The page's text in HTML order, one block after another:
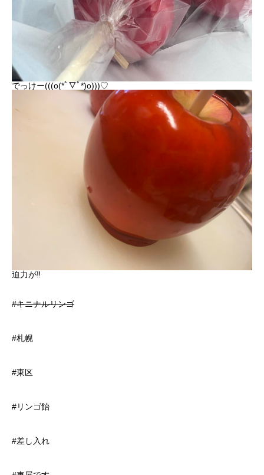
でっけー(((o(*ﾟ▽ﾟ*)o)))♡
迫力が‼️
#キニナルリンゴ
#札幌
#東区
#リンゴ飴
#差し入れ